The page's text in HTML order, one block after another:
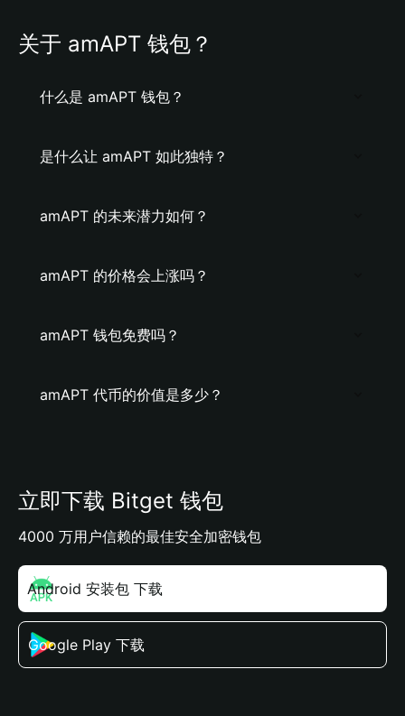
关于 amAPT 钱包？
什么是 amAPT 钱包？
是什么让 amAPT 如此独特？
amAPT 的未来潜力如何？
amAPT 的价格会上涨吗？
amAPT 钱包免费吗？
amAPT 代币的价值是多少？
立即下载 Bitget 钱包
4000 万用户信赖的最佳安全加密钱包
Android 安装包 下载
Google Play 下载